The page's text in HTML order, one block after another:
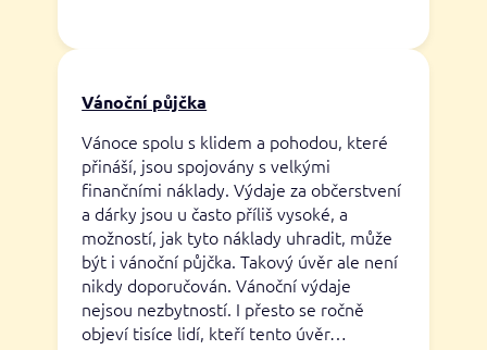
Vánoční půjčka
Vánoce spolu s klidem a pohodou, které
přináší, jsou spojovány s velkými
finančními náklady. Výdaje za občerstvení
a dárky jsou u často příliš vysoké, a
možností, jak tyto náklady uhradit, může
být i vánoční půjčka. Takový úvěr ale není
nikdy doporučován. Vánoční výdaje
nejsou nezbytností. I přesto se ročně
objeví tisíce lidí, kteří tento úvěr…